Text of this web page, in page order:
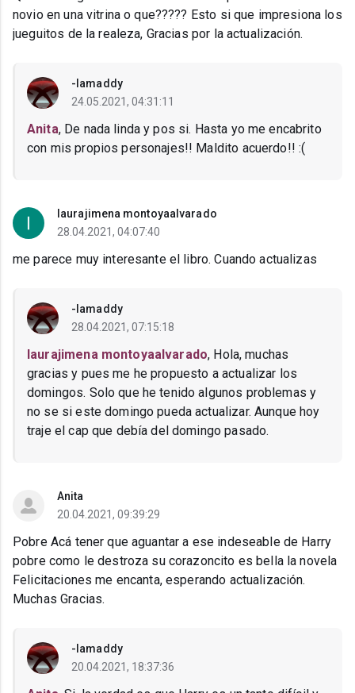
novio en una vitrina o que????? Esto si que impresiona los
jueguitos de la realeza, Gracias por la actualización.
-Iamaddy
24.05.2021, 04:31:11
Anita, De nada linda y pos si. Hasta yo me encabrito
con mis propios personajes!! Maldito acuerdo!! :(
laurajimena montoyaalvarado
28.04.2021, 04:07:40
me parece muy interesante el libro. Cuando actualizas
-Iamaddy
28.04.2021, 07:15:18
laurajimena montoyaalvarado, Hola, muchas
gracias y pues me he propuesto a actualizar los
domingos. Solo que he tenido algunos problemas y
no se si este domingo pueda actualizar. Aunque hoy
traje el cap que debía del domingo pasado.
Anita
20.04.2021, 09:39:29
Pobre Acá tener que aguantar a ese indeseable de Harry
pobre como le destroza su corazoncito es bella la novela
Felicitaciones me encanta, esperando actualización.
Muchas Gracias.
-Iamaddy
20.04.2021, 18:37:36